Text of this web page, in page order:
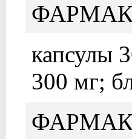
капсулы
300 мг;